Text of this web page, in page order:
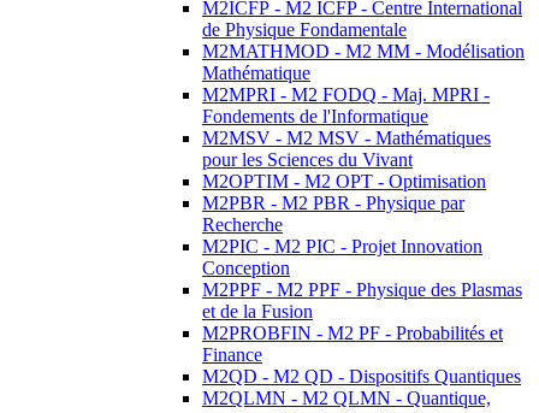
M2ICFP - M2 ICFP - Centre International
de Physique Fondamentale
M2MATHMOD - M2 MM - Modélisation
Mathématique
M2MPRI - M2 FODQ - Maj. MPRI -
Fondements de l'Informatique
M2MSV - M2 MSV - Mathématiques
pour les Sciences du Vivant
M2OPTIM - M2 OPT - Optimisation
M2PBR - M2 PBR - Physique par
Recherche
M2PIC - M2 PIC - Projet Innovation
Conception
M2PPF - M2 PPF - Physique des Plasmas
et de la Fusion
M2PROBFIN - M2 PF - Probabilités et
Finance
M2QD - M2 QD - Dispositifs Quantiques
M2QLMN - M2 QLMN - Quantique,